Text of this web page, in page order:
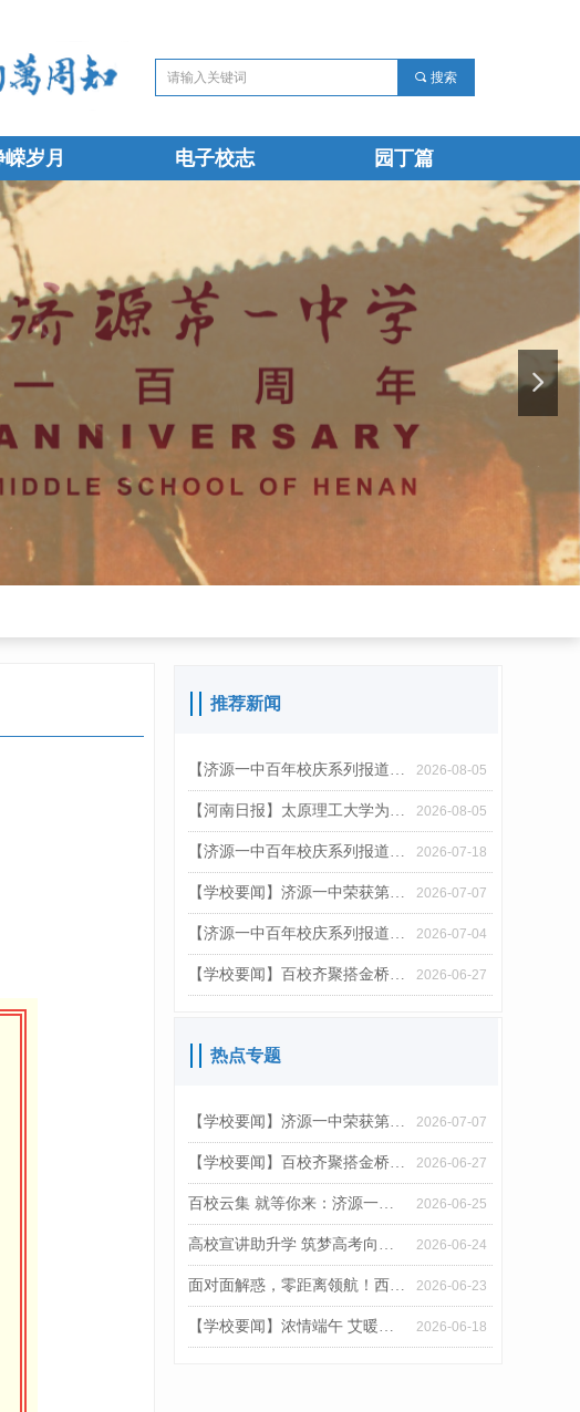
끠 搜索
嵘岁月
嵘岁月
电子校志 园丁篇
推荐新闻
2026-08-05
【济源一中百年校庆系列报道之九】百年弦歌赓文脉 五育笃行启新章——济源一中附中教育集团办学工作纪实
2026-08-05
【河南日报】太原理工大学为何致信感谢济源一中？
2026-07-18
【济源一中百年校庆系列报道之八】食育润心护桃李 健康筑梦耀百年——济源一中健康学校建设工作纪实
2026-07-07
【学校要闻】济源一中荣获第22届“外研社杯”优秀组织单位称号
2026-07-04
【济源一中百年校庆系列报道之七】以劳铸魂践初心 科创筑梦育新人——济源一中劳动教育与科学教育融合育人工作纪实
2026-06-27
【学校要闻】百校齐聚搭金桥 精准助梦启新程｜济源一中举办2026年普通高校招生现场咨询会
넲
热点专题
2026-07-07
【学校要闻】济源一中荣获第22届“外研社杯”优秀组织单位称号
2026-06-27
【学校要闻】百校齐聚搭金桥 精准助梦启新程｜济源一中举办2026年普通高校招生现场咨询会
2026-06-25
百校云集 就等你来：济源一中2026年高考志愿填报咨询会即将举行
2026-06-24
高校宣讲助升学 筑梦高考向远方——深理工院士专家团队莅临济源一中开展招生座谈
2026-06-23
面对面解惑，零距离领航！西湖大学施一公院士走进济源一中
2026-06-18
【学校要闻】浓情端午 艾暖校园｜巧手制艾草花束，温情献礼师生